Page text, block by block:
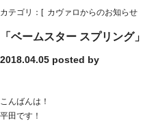
カテゴリ：[ カヴァロからのお知らせ
「ベームスター スプリング
2018.04.05 posted by
こんばんは！
平田です！